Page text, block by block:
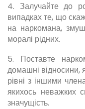
4. Залучайте до
випадках те, що
на наркомана,
моралі рідних.
5. Поставте
домашні відносини,
рівні з іншими
якихось неважких
значущість.